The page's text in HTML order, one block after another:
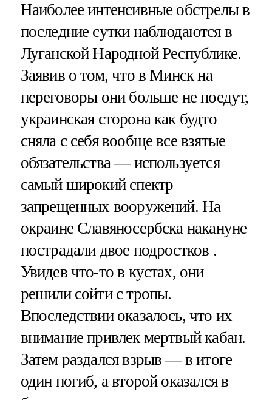
Наиболее интенсивные обстрелы в
последние сутки наблюдаются в
Луганской Народной Республике.
Заявив о том, что в Минск на
переговоры они больше не поедут,
украинская сторона как будто
сняла с себя вообще все взятые
обязательства — используется
самый широкий спектр
запрещенных вооружений. На
окраине Славяносербска накануне
пострадали двое подростков .
Увидев что-то в кустах, они
решили сойти с тропы.
Впоследствии оказалось, что их
внимание привлек мертвый кабан.
Затем раздался взрыв — в итоге
один погиб, а второй оказался в